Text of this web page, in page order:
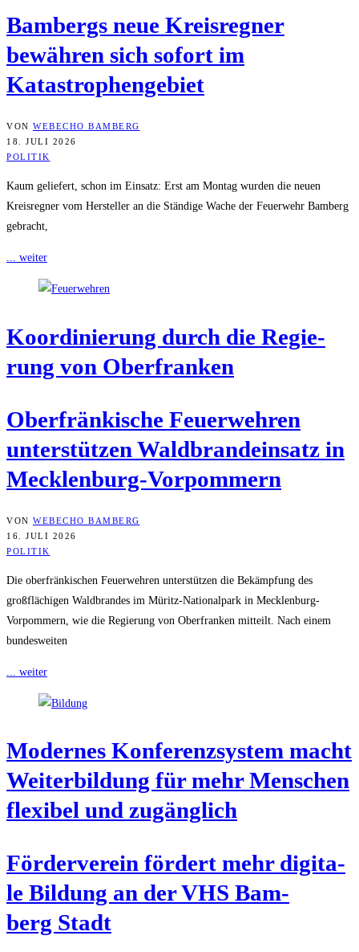
Bam­bergs neue Kreis­reg­ner
bewäh­ren sich sofort im
Katastrophengebiet
VON WEBECHO BAMBERG
18. JULI 2026
POLITIK
Kaum geliefert, schon im Einsatz: Erst am Montag wurden die neuen
Kreisregner vom Hersteller an die Ständige Wache der Feuerwehr Bamberg
gebracht,
... weiter
Koor­di­nie­rung durch die Regie­
rung von Oberfranken
Ober­frän­ki­sche Feu­er­weh­ren
unter­stüt­zen Wald­brand­ein­satz in
Mecklenburg-Vorpommern
VON WEBECHO BAMBERG
16. JULI 2026
POLITIK
Die oberfränkischen Feuerwehren unterstützen die Bekämpfung des
großflächigen Waldbrandes im Müritz-Nationalpark in Mecklenburg-
Vorpommern, wie die Regierung von Oberfranken mitteilt. Nach einem
bundesweiten
... weiter
Moder­nes Kon­fe­renz­sys­tem macht
Wei­ter­bil­dung für mehr Men­schen
fle­xi­bel und zugänglich
För­der­ver­ein för­dert mehr digi­ta­
le Bil­dung an der VHS Bam­
berg Stadt